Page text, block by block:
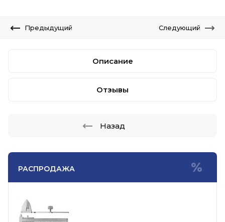
РАСПРОДАЖА
Предыдущий Следующий
Описание
Отзывы
Назад